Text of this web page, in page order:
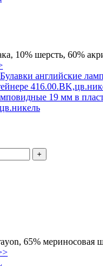
10% шерсть, 60%
19 мм в
+
65% мериносовая